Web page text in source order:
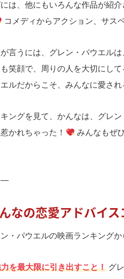
は、他にもいろんな作品が紹
コメディからアクション、サス
言うには、グレン・パウエル
笑顔で、周りの人を大切にし
ルだからこそ、みんなに愛され
ングを見て、かんなは、グレ
かれちゃった！
みんなもぜ
—
なの恋愛アドバイス
・パウエルの映画ランキング
を最大限に引き出すこと！ グ